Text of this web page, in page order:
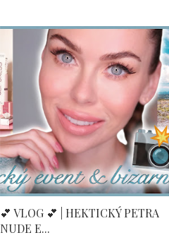
💕 VLOG 💕 | HEKTICKÝ PETRA
NUDE E...